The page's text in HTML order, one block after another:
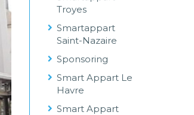
Troyes
Smartappart
Saint-Nazaire
Sponsoring
Smart Appart Le
Havre
Smart Appart